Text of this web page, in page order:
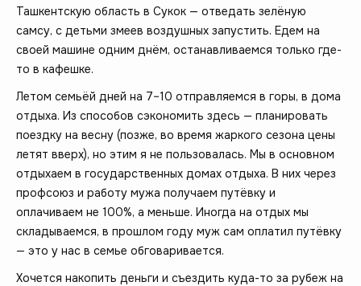
Ташкентскую область в Сукок — отведать зелёную
самсу, с детьми змеев воздушных запустить. Едем на
своей машине одним днём, останавливаемся только где-
то в кафешке.
Летом семьёй дней на 7–10 отправляемся в горы, в дома
отдыха. Из способов сэкономить здесь — планировать
поездку на весну (позже, во время жаркого сезона цены
летят вверх), но этим я не пользовалась. Мы в основном
отдыхаем в государственных домах отдыха. В них через
профсоюз и работу мужа получаем путёвку и
оплачиваем не 100%, а меньше. Иногда на отдых мы
складываемся, в прошлом году муж сам оплатил путёвку
— это у нас в семье обговаривается.
Хочется накопить деньги и съездить куда-то за рубеж на